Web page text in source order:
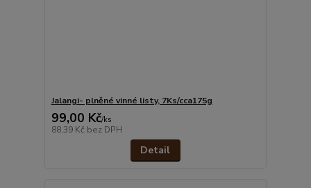
Jalangi- plněné vinné listy, 7Ks/cca175g
99,00 Kč/ks
88,39 Kč bez DPH
Detail